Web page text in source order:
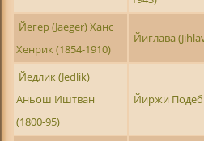
Йегер (Jaeger) Ханс
Хенрик (1854-1910)
Йиглава
Йедлик (Jedlik)
Аньош Иштван
(1800-95)
Йиржи